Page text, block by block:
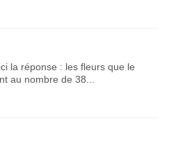
la réponse : les fleurs que le
au nombre de 38...